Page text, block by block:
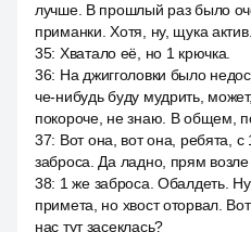
лучше. В прошлый раз было
приманки. Хотя, ну, щука актив.
35: Хватало её, но 1 крючка.
36: На джигголовки было
че-нибудь буду мудрить,
покороче, не знаю. В общем,
37: Вот она, вот она, ребята, с
заброса. Да ладно, прям возле
38: 1 же заброса. Обалдеть.
примета, но хвост оторвал.
нас тут засеклась?